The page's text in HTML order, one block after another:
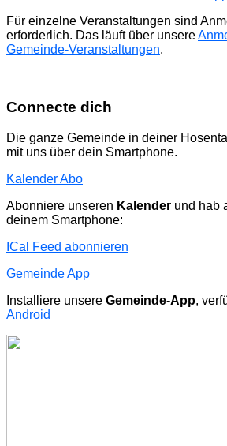
Für einzelne Veranstaltungen sind
erforderlich. Das läuft über unsere
Gemeinde-Veranstaltungen.
Connecte dich
Die ganze Gemeinde in deiner
mit uns über dein Smartphone.
Kalender Abo
Abonniere unseren Kalender und hab
deinem Smartphone:
ICal Feed abonnieren
Gemeinde App
Installiere unsere Gemeinde-App,
Android